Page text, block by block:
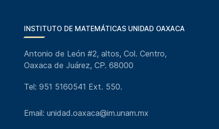
INSTITUTO DE MATEMÁTICAS UNIDAD OAXACA
Antonio de León #2, altos, Col. Centro,
Oaxaca de Juárez, CP. 68000
Tel: 951 5160541 Ext. 550.
Email: unidad.oaxaca@im.unam.mx